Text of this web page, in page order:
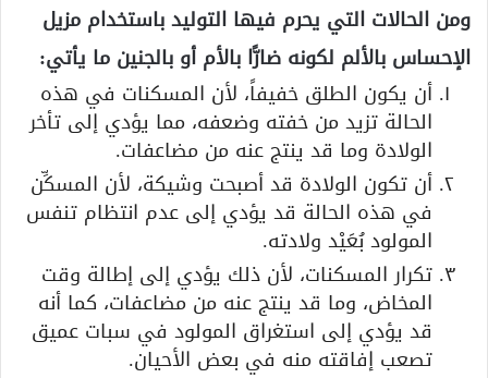
ومن الحالات التي يحرم فيها التوليد باستخدام مزيل
الإحساس بالألم لكونه ضارًّا بالأم أو بالجنين ما يأتي:
أن يكون الطلق خفيفاً، لأن المسكنات في هذه
الحالة تزيد من خفته وضعفه، مما يؤدي إلى تأخر
الولادة وما قد ينتج عنه من مضاعفات.
أن تكون الولادة قد أصبحت وشيكة، لأن المسكِّن
في هذه الحالة قد يؤدي إلى عدم انتظام تنفس
المولود بُعَيْد ولادته.
تكرار المسكنات، لأن ذلك يؤدي إلى إطالة وقت
المخاض، وما قد ينتج عنه من مضاعفات، كما أنه
قد يؤدي إلى استغراق المولود في سبات عميق
تصعب إفاقته منه في بعض الأحيان.